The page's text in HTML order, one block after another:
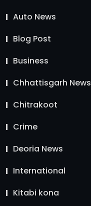
Auto News
Blog Post
Business
Chhattisgarh News
Chitrakoot
Crime
Deoria News
International
Kitabi kona